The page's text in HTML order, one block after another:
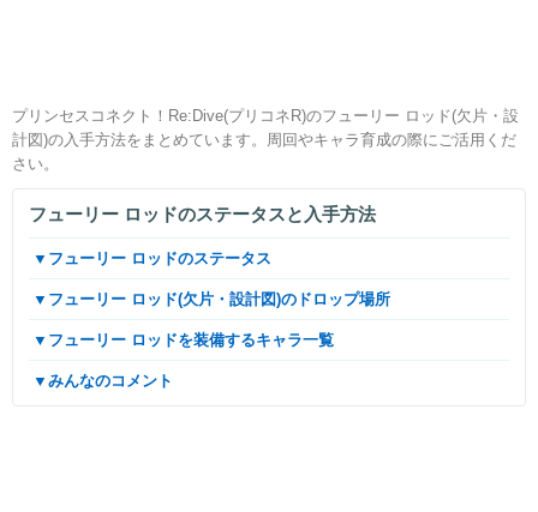
プリンセスコネクト！Re:Dive(プリコネR)のフューリー ロッド(欠片・設
計図)の入手方法をまとめています。周回やキャラ育成の際にご活用くだ
さい。
フューリー ロッドのステータスと入手方法
▼フューリー ロッドのステータス
▼フューリー ロッド(欠片・設計図)のドロップ場所
▼フューリー ロッドを装備するキャラ一覧
▼みんなのコメント